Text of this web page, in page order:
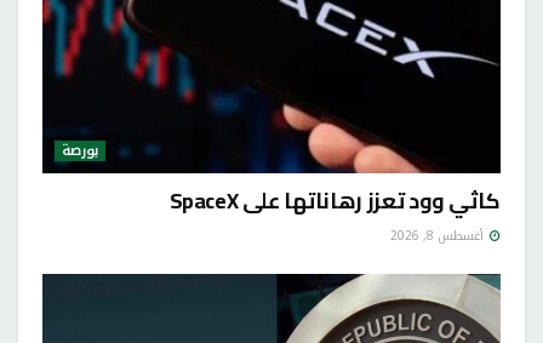
بورصة
كاثي وود تعزز رهاناتها على SpaceX
أغسطس 8, 2026